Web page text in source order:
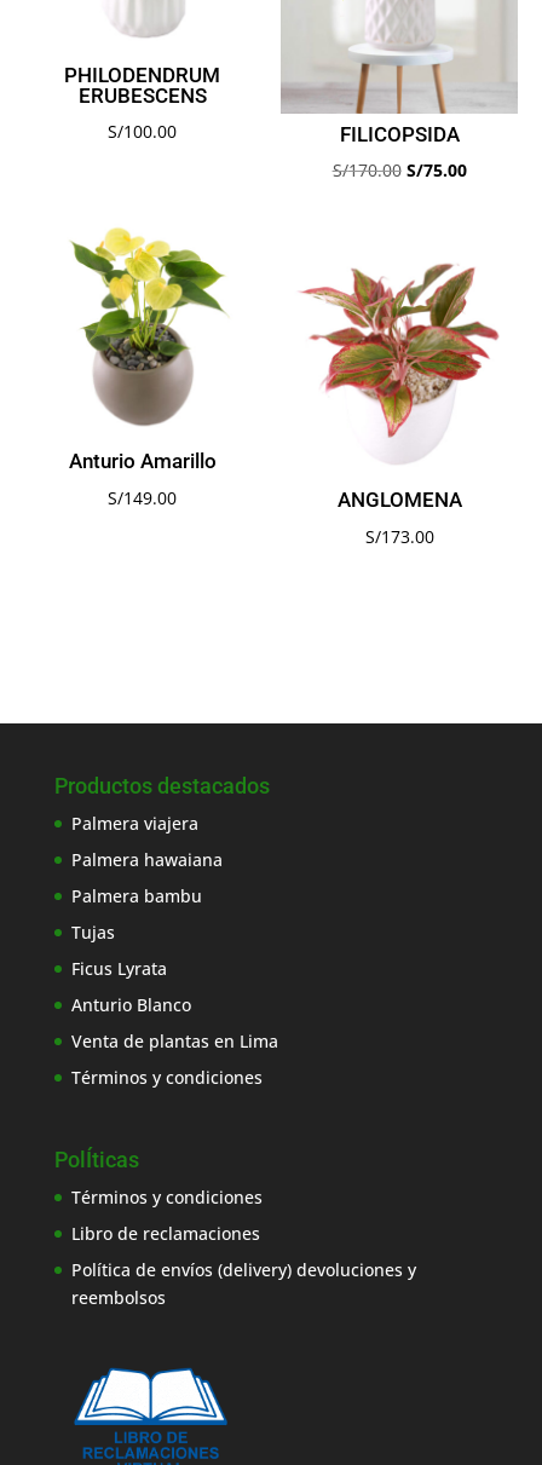
PHILODENDRUM
ERUBESCENS
S/100.00 FILICOPSIDA
S/170.00 El
era:
S/170.00.
S/75.00El
es:
S/75.00.
Anturio Amarillo
S/149.00 ANGLOMENA
S/173.00
Productos destacados
Palmera viajera
Palmera hawaiana
Palmera bambu
Tujas
Ficus Lyrata
Anturio Blanco
Venta de plantas en Lima
Términos y condiciones
PolÍticas
Términos y condiciones
Libro de reclamaciones
Política de envíos (delivery) devoluciones y
reembolsos